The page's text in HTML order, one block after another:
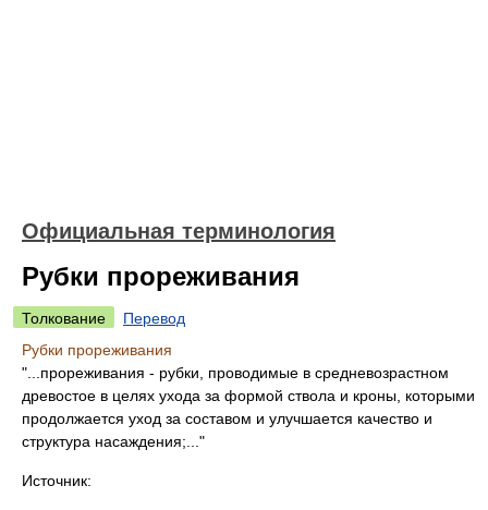
Официальная терминология
Рубки прореживания
Толкование
Перевод
Рубки прореживания
"...прореживания - рубки, проводимые в средневозрастном
древостое в целях ухода за формой ствола и кроны, которыми
продолжается уход за составом и улучшается качество и
структура насаждения;..."
Источник: